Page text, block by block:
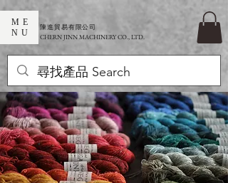
ME
NU
​陳進貿易有限公司
CHERN JINN MACHINERY CO., LTD.